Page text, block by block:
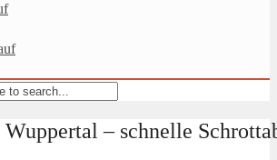
– schnelle